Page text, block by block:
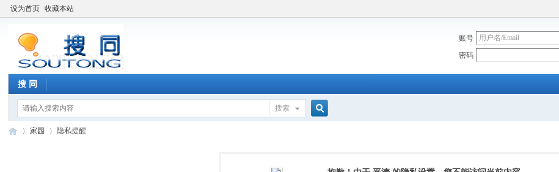
设为首页 收藏本站
账号
密码
搜 同
搜索
家园 隐私提醒